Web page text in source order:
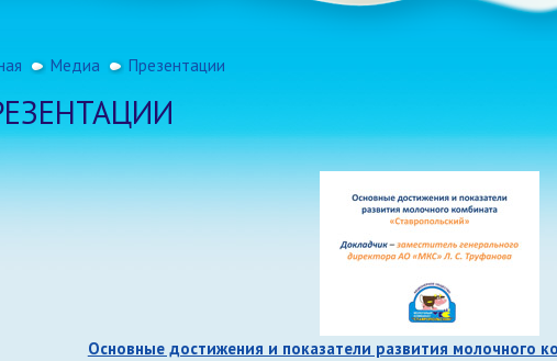
Медиа Презентации
Основные достижения и показатели развития молочного